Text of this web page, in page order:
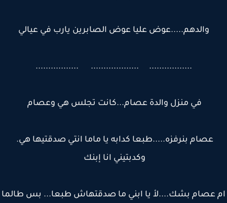
والدهم.....عوض عليا عوض الصابرين يارب في عيالي
................. ................... .................
في منزل والدة عصام...كانت تجلس هي وعصام
عصام بنرفزه.....طبعا كدابه يا ماما انتي صدقتيها هي.
وكدبتيني انا إبنك
عصام بشك....لأ يا ابني ما صدقتهاش طبعا... بس طالما